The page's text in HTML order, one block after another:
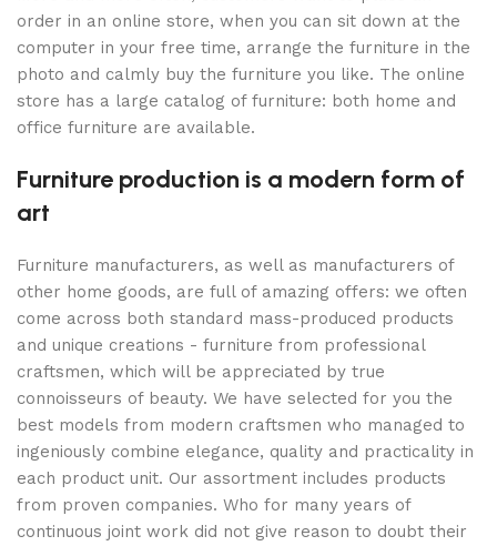
order in an online store, when you can sit down at the
computer in your free time, arrange the furniture in the
photo and calmly buy the furniture you like. The online
store has a large catalog of furniture: both home and
office furniture are available.
Furniture production is a modern form of
art
Furniture manufacturers, as well as manufacturers of
other home goods, are full of amazing offers: we often
come across both standard mass-produced products
and unique creations - furniture from professional
craftsmen, which will be appreciated by true
connoisseurs of beauty. We have selected for you the
best models from modern craftsmen who managed to
ingeniously combine elegance, quality and practicality in
each product unit. Our assortment includes products
from proven companies. Who for many years of
continuous joint work did not give reason to doubt their